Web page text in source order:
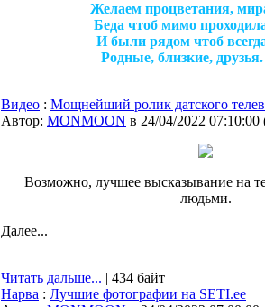
Желаем процветания,
Беда чтоб мимо
И были рядом чтоб
Родные, близкие, друзья.
Видео : Мощнейший ролик датского
Автор: MONMOON в 24/04/2022 07:10:00
Возможно, лучшее высказывание на
людьми.
Далее...
Читать дальше... | 434 байт
Нарва : Лучшие фотографии на SETI.ee